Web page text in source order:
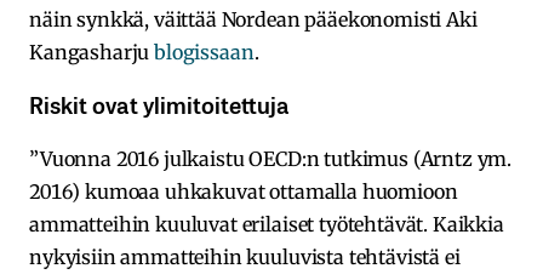
näin synkkä, väittää Nordean pääekonomisti Aki
Kangasharjublogissaan.
Riskit ovat ylimitoitettuja
”Vuonna 2016 julkaistu OECD:n tutkimus (Arntz ym.
2016) kumoaa uhkakuvat ottamalla huomioon
ammatteihin kuuluvat erilaiset työtehtävät. Kaikkia
nykyisiin ammatteihin kuuluvista tehtävistä ei